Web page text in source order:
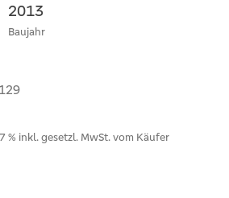
2013
Baujahr
% inkl. gesetzl. MwSt. vom Käufer